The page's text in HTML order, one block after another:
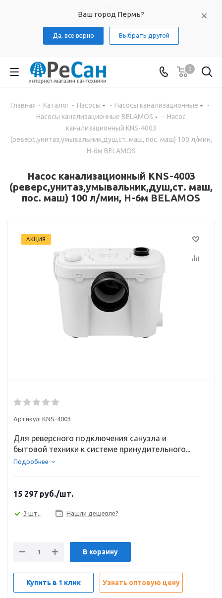
Ваш город Пермь?
Да, все верно Выбрать другой
0
Главная - Каталог - Насосы - Насосы канализационные
-
Насосы канализационные BELAMOS
- Насос
канализационный KNS-4003
(реверс,унитаз,умывальник,душ,ст. маш, пос. маш) 100 л/мин,
H-6м BELAMOS
Насос канализационный KNS-4003
(реверс,унитаз,умывальник,душ,ст. маш,
пос. маш) 100 л/мин, H-6м BELAMOS
АКЦИЯ
Артикул: KNS-4003
Для реверсного подключения санузла и
бытовой техники к системе принудительного...
Подробнее
15 297 руб./шт.
3 шт.. Нашли дешевле?
В корзину
Купить в 1 клик Узнать оптовую цену